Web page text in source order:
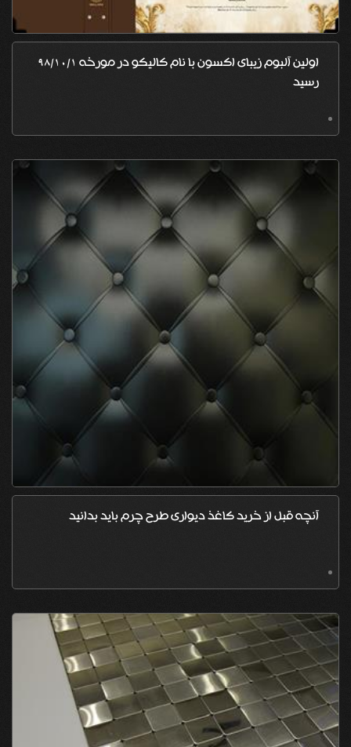
اولین آلبوم زیبای اکسون با نام کالیکو در مورخه 98/10/1
رسید
آنچه قبل از خرید کاغذ دیواری طرح چرم باید بدانید